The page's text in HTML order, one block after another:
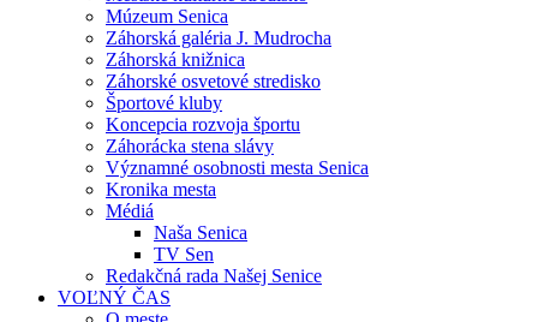
Múzeum Senica
Záhorská galéria J. Mudrocha
Záhorská knižnica
Záhorské osvetové stredisko
Športové kluby
Koncepcia rozvoja športu
Záhorácka stena slávy
Významné osobnosti mesta Senica
Kronika mesta
Médiá
Naša Senica
TV Sen
Redakčná rada Našej Senice
VOĽNÝ ČAS